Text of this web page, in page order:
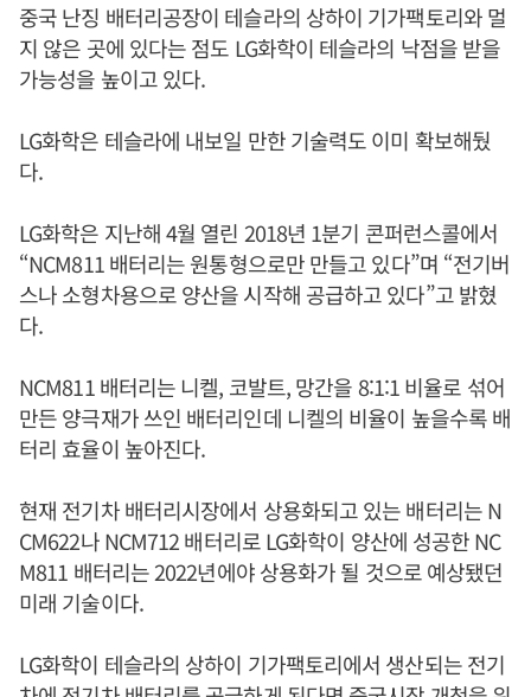
중국 난징 배터리공장이 테슬라의 상하이 기가팩토리와 멀
지 않은 곳에 있다는 점도 LG화학이 테슬라의 낙점을 받을
가능성을 높이고 있다.
LG화학은 테슬라에 내보일 만한 기술력도 이미 확보해뒀
다.
LG화학은 지난해 4월 열린 2018년 1분기 콘퍼런스콜에서
“NCM811 배터리는 원통형으로만 만들고 있다”며 “전기버
스나 소형차용으로 양산을 시작해 공급하고 있다”고 밝혔
다.
NCM811 배터리는 니켈, 코발트, 망간을 8:1:1 비율로 섞어
만든 양극재가 쓰인 배터리인데 니켈의 비율이 높을수록 배
터리 효율이 높아진다.
현재 전기차 배터리시장에서 상용화되고 있는 배터리는 N
CM622나 NCM712 배터리로 LG화학이 양산에 성공한 NC
M811 배터리는 2022년에야 상용화가 될 것으로 예상됐던
미래 기술이다.
LG화학이 테슬라의 상하이 기가팩토리에서 생산되는 전기